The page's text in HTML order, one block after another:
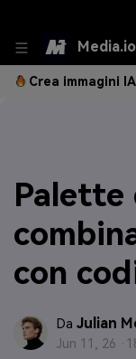
Media.io
Crea immagini
Palette
con
Da Julian
Jun 11, 26 ·